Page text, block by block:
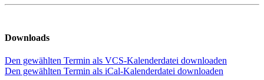
Downloads
Den gewählten Termin als VCS-Kalenderdatei downloaden
Den gewählten Termin als iCal-Kalenderdatei downloaden